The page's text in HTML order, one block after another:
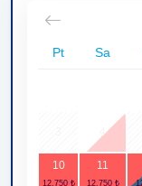
Pt Sa
4
10 11